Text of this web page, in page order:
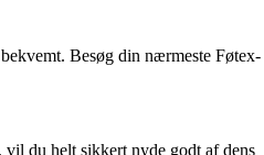
Besøg din nærmeste Føtex-
du helt sikkert nyde godt af dens